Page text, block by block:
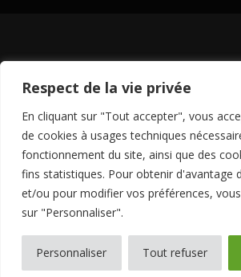
Respect de la vie privée
En cliquant sur "Tout accepter", vous
de cookies à usages techniques
fonctionnement du site, ainsi que des
fins statistiques. Pour obtenir d'avantage
et/ou pour modifier vos préférences,
sur "Personnaliser".
Personnaliser Tout refuser
Copyright © 2024 MESURES -Mentions
confidentialité -Politique de